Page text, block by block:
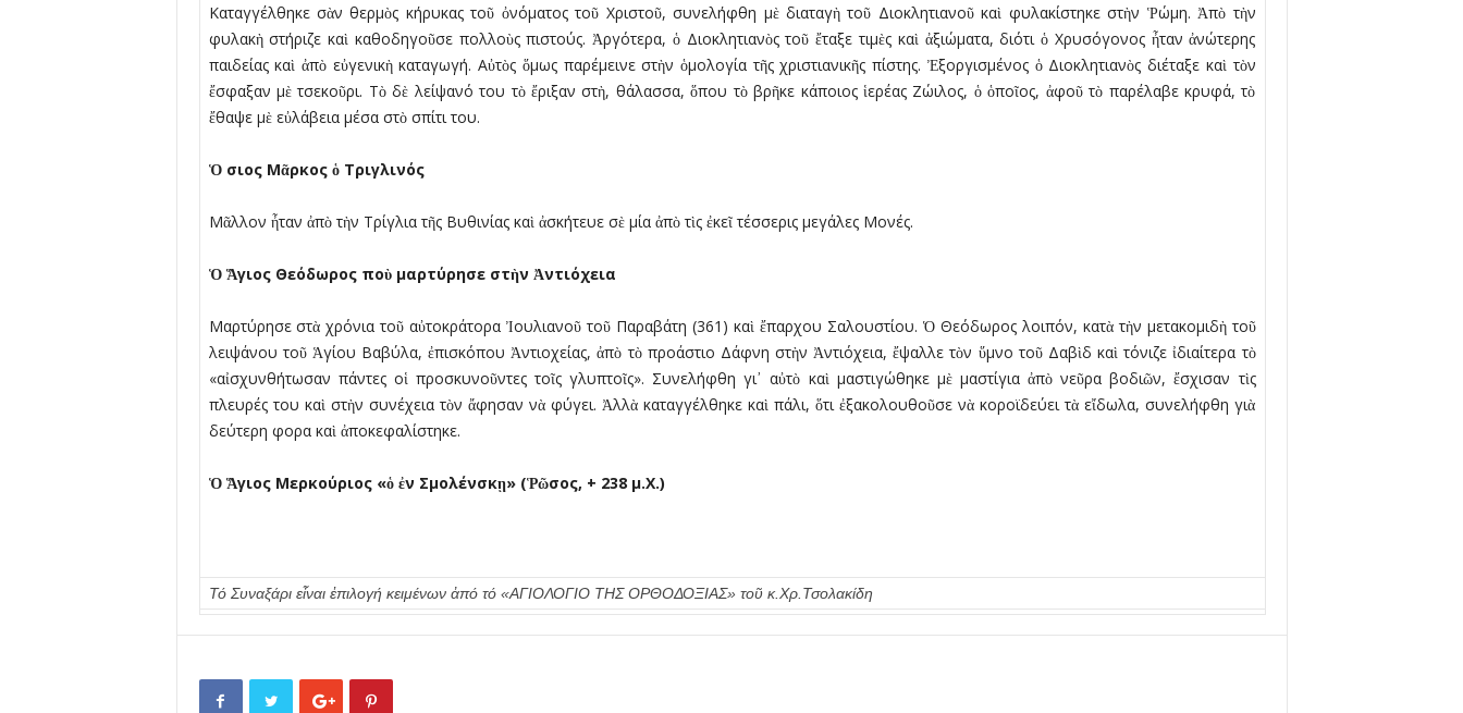
Καταγγέλθηκε σὰν θερµὸς κήρυκας τοῦ ὀνόµατος τοῦ Χριστοῦ, συνελήφθη µὲ διαταγὴ τοῦ Διοκλητιανοῦ καὶ φυλακίστηκε στὴν Ῥώµη. Ἀπὸ τὴν
φυλακὴ στήριζε καὶ καθοδηγοῦσε πολλοὺς πιστούς. Ἀργότερα, ὁ Διοκλητιανὸς τοῦ ἔταξε τιµὲς καὶ ἀξιώµατα, διότι ὁ Χρυσόγονος ἦταν ἀνώτερης
παιδείας καὶ ἀπὸ εὐγενικὴ καταγωγή. Αὐτὸς ὅµως παρέµεινε στὴν ὁµολογία τῆς χριστιανικῆς πίστης. Ἐξοργισµένος ὁ Διοκλητιανὸς διέταξε καὶ τὸν
ἔσφαξαν µὲ τσεκοῦρι. Τὸ δὲ λείψανό του τὸ ἔριξαν στὴ, θάλασσα, ὅπου τὸ βρῆκε κάποιος ἱερέας Ζώιλος, ὁ ὁποῖος, ἀφοῦ τὸ παρέλαβε κρυφά, τὸ
ἔθαψε µὲ εὐλάβεια µέσα στὸ σπίτι του.
Ὁ σιος Μᾶρκος ὁΤριγλινός
Μᾶλλον ἦταν ἀπὸ τὴν Τρίγλια τῆς Βυθινίας καὶ ἀσκήτευε σὲ µία ἀπὸ τὶς ἐκεῖ τέσσερις µεγάλες Μονές.
Ὁ Ἅγιος Θεόδωρος ποὺµαρτύρησε στὴν Ἀντιόχεια
Μαρτύρησε στὰ χρόνια τοῦ αὐτοκράτορα Ἰουλιανοῦ τοῦ Παραβάτη (361) καὶ ἔπαρχου Σαλουστίου. Ὁ Θεόδωρος λοιπόν, κατὰ τὴν µετακοµιδὴ τοῦ
λειψάνου τοῦ Ἁγίου Βαβύλα, ἐπισκόπου Ἀντιοχείας, ἀπὸ τὸ προάστιο Δάφνη στὴν Ἀντιόχεια, ἔψαλλε τὸν ὕµνο τοῦ Δαβὶδ καὶ τόνιζε ἰδιαίτερα τὸ
«αἰσχυνθήτωσαν πάντες οἱ προσκυνοῦντες τοῖς γλυπτοῖς». Συνελήφθη γι᾿ αὐτὸ καὶ µαστιγώθηκε µὲ µαστίγια ἀπὸ νεῦρα βοδιῶν, ἔσχισαν τὶς
πλευρές του καὶ στὴν συνέχεια τὸν ἄφησαν νὰ φύγει. Ἀλλὰ καταγγέλθηκε καὶ πάλι, ὅτι ἐξακολουθοῦσε νὰ κοροϊδεύει τὰ εἴδωλα, συνελήφθη γιὰ
δεύτερη φορα καὶ ἀποκεφαλίστηκε.
Ὁ Ἅγιος Μερκούριος «ὁ ἐν Σµολένσκῃ» (Ῥῶσος, + 238 µ.Χ.)
Τό Συναξάρι εἶναι ἐπιλογή κειμένων ἀπό τό «ΑΓΙΟΛΟΓΙΟ ΤΗΣ ΟΡΘΟΔΟΞΙΑΣ» τοῦ κ.Χρ.Τσολακίδη